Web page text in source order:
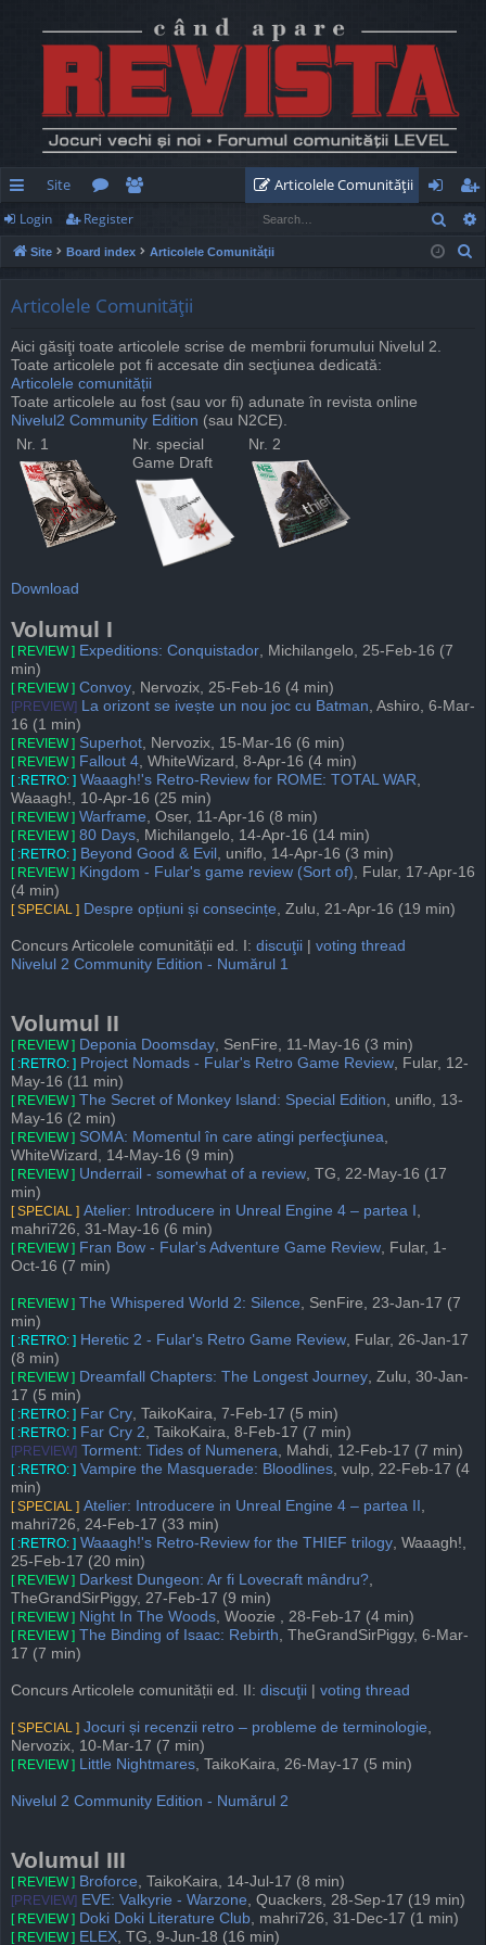
ui
ck
Site
or
u
e
m
Articolele Comunităţii
og
in
eg
ist
Login Register
Site Board index Articolele Comunităţii
Articolele Comunităţii
Aici găsiţi toate articolele scrise de membrii forumului Nivelul 2.
Toate articolele pot fi accesate din secţiunea dedicată:
Articolele comunității
Toate articolele au fost (sau vor fi) adunate în revista online
Nivelul2 Community Edition (sau N2CE).
Nr. 1
Nr. special
Game Draft
Nr. 2
Download
Volumul I
[ REVIEW ] Expeditions: Conquistador, Michilangelo, 25-Feb-16 (7
min)
[ REVIEW ] Convoy, Nervozix, 25-Feb-16 (4 min)
[PREVIEW] La orizont se ivește un nou joc cu Batman, Ashiro, 6-Mar-
16 (1 min)
[ REVIEW ] Superhot, Nervozix, 15-Mar-16 (6 min)
[ REVIEW ] Fallout 4, WhiteWizard, 8-Apr-16 (4 min)
[ :RETRO: ] Waaagh!'s Retro-Review for ROME: TOTAL WAR,
Waaagh!, 10-Apr-16 (25 min)
[ REVIEW ] Warframe, Oser, 11-Apr-16 (8 min)
[ REVIEW ] 80 Days, Michilangelo, 14-Apr-16 (14 min)
[ :RETRO: ] Beyond Good & Evil , uniflo, 14-Apr-16 (3 min)
[ REVIEW ] Kingdom - Fular's game review (Sort of), Fular, 17-Apr-16
(4 min)
[ SPECIAL ] Despre opțiuni și consecințe, Zulu, 21-Apr-16 (19 min)
Concurs Articolele comunității ed. I: discuţii
voting thread
Nivelul 2 Community Edition - Numărul 1
Volumul II
[ REVIEW ] Deponia Doomsday, SenFire, 11-May-16 (3 min)
[ :RETRO: ] Project Nomads - Fular's Retro Game Review, Fular, 12-
May-16 (11 min)
[ REVIEW ] The Secret of Monkey Island: Special Edition, uniflo, 13-
May-16 (2 min)
[ REVIEW ] SOMA: Momentul în care atingi perfecţiunea,
WhiteWizard, 14-May-16 (9 min)
[ REVIEW ] Underrail - somewhat of a review, TG, 22-May-16 (17
min)
[ SPECIAL ] Atelier: Introducere in Unreal Engine 4 – partea I ,
mahri726, 31-May-16 (6 min)
[ REVIEW ] Fran Bow - Fular's Adventure Game Review, Fular, 1-
Oct-16 (7 min)
[ REVIEW ] The Whispered World 2: Silence, SenFire, 23-Jan-17 (7
min)
[ :RETRO: ] Heretic 2 - Fular's Retro Game Review, Fular, 26-Jan-17
(8 min)
[ REVIEW ] Dreamfall Chapters: The Longest Journey, Zulu, 30-Jan-
17 (5 min)
[ :RETRO: ] Far Cry, TaikoKaira, 7-Feb-17 (5 min)
[ :RETRO: ] Far Cry 2, TaikoKaira, 8-Feb-17 (7 min)
[PREVIEW] Torment: Tides of Numenera, Mahdi, 12-Feb-17 (7 min)
[ :RETRO: ] Vampire the Masquerade: Bloodlines, vulp, 22-Feb-17 (4
min)
[ SPECIAL ] Atelier: Introducere in Unreal Engine 4 – partea II ,
mahri726, 24-Feb-17 (33 min)
[ :RETRO: ] Waaagh!'s Retro-Review for the THIEF trilogy, Waaagh!,
25-Feb-17 (20 min)
[ REVIEW ] Darkest Dungeon: Ar fi Lovecraft mândru?,
TheGrandSirPiggy, 27-Feb-17 (9 min)
[ REVIEW ] Night In The Woods, Woozie , 28-Feb-17 (4 min)
[ REVIEW ] The Binding of Isaac: Rebirth, TheGrandSirPiggy, 6-Mar-
17 (7 min)
Concurs Articolele comunității ed. II: discuţii voting thread
[ SPECIAL ] Jocuri și recenzii retro – probleme de terminologie,
Nervozix, 10-Mar-17 (7 min)
[ REVIEW ] Little Nightmares, TaikoKaira, 26-May-17 (5 min)
Nivelul 2 Community Edition - Numărul 2
Volumul III
[ REVIEW ] Broforce, TaikoKaira, 14-Jul-17 (8 min)
[PREVIEW] EVE: Valkyrie - Warzone, Quackers, 28-Sep-17 (19 min)
[ REVIEW ] Doki Doki Literature Club, mahri726, 31-Dec-17 (1 min)
[ REVIEW ] ELEX, TG, 9-Jun-18 (16 min)